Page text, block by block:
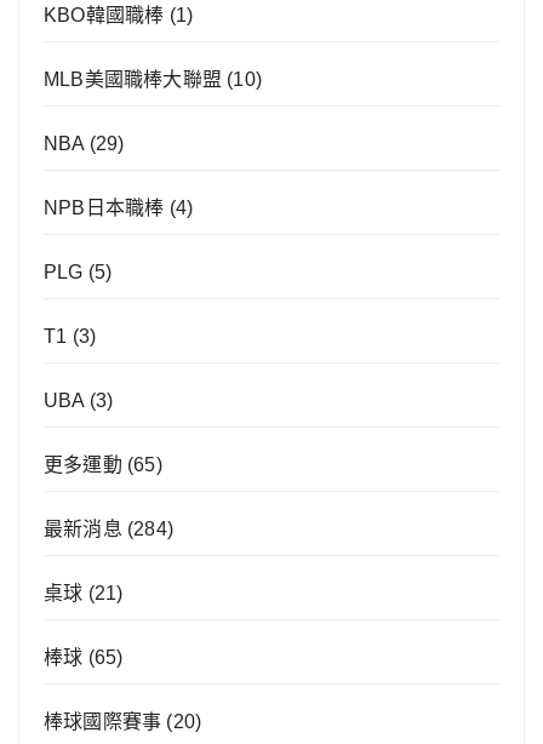
KBO韓國職棒 (1)
MLB美國職棒大聯盟 (10)
NBA (29)
NPB日本職棒 (4)
PLG (5)
T1 (3)
UBA (3)
更多運動 (65)
最新消息 (284)
桌球 (21)
棒球 (65)
棒球國際賽事 (20)